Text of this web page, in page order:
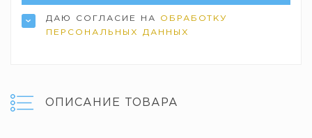
ДАЮ СОГЛАСИЕ НА ОБРАБОТКУ
ПЕРСОНАЛЬНЫХ ДАННЫХ
ОПИСАНИЕ ТОВАРА